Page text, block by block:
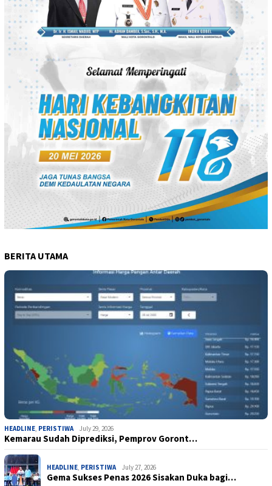
BERITA UTAMA
HEADLINE, PERISTIWA July 29, 2026
Kemarau Sudah Diprediksi, Pemprov Goront…
HEADLINE, PERISTIWA July 27, 2026
Gema Sukses Penas 2026 Sisakan Duka bagi…